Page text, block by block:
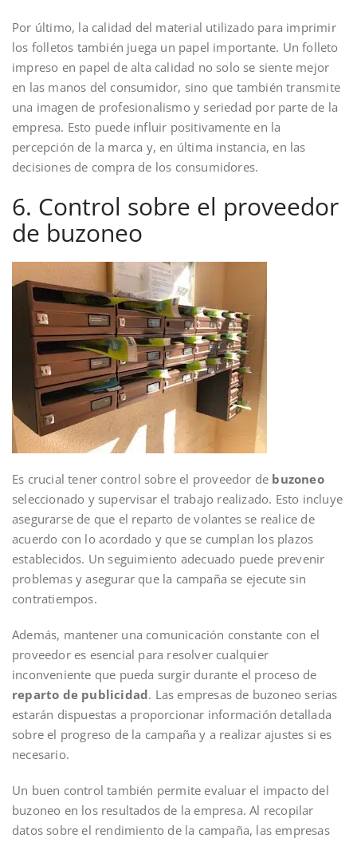
Por último, la calidad del material utilizado para imprimir
los folletos también juega un papel importante. Un folleto
impreso en papel de alta calidad no solo se siente mejor
en las manos del consumidor, sino que también transmite
una imagen de profesionalismo y seriedad por parte de la
empresa. Esto puede influir positivamente en la
percepción de la marca y, en última instancia, en las
decisiones de compra de los consumidores.
6. Control sobre el proveedor
de buzoneo
Es crucial tener control sobre el proveedor de buzoneo
seleccionado y supervisar el trabajo realizado. Esto incluye
asegurarse de que el reparto de volantes se realice de
acuerdo con lo acordado y que se cumplan los plazos
establecidos. Un seguimiento adecuado puede prevenir
problemas y asegurar que la campaña se ejecute sin
contratiempos.
Además, mantener una comunicación constante con el
proveedor es esencial para resolver cualquier
inconveniente que pueda surgir durante el proceso de
reparto de publicidad. Las empresas de buzoneo serias
estarán dispuestas a proporcionar información detallada
sobre el progreso de la campaña y a realizar ajustes si es
necesario.
Un buen control también permite evaluar el impacto del
buzoneo en los resultados de la empresa. Al recopilar
datos sobre el rendimiento de la campaña, las empresas